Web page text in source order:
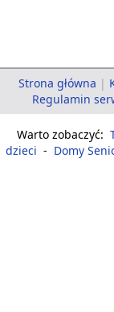
Strona główna |
Regulamin
Warto zobaczyć:
dzieci - Domy